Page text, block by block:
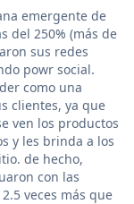
emergente de
del 250% (más de
sus redes
powr social.
como una
clientes, ya que
ven los productos
y les brinda a los
de hecho,
con las
veces más que